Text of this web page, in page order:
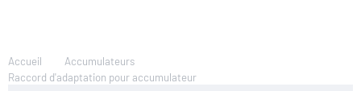
Accueil
Accumulateurs
Raccord d'adaptation pour accumulateur